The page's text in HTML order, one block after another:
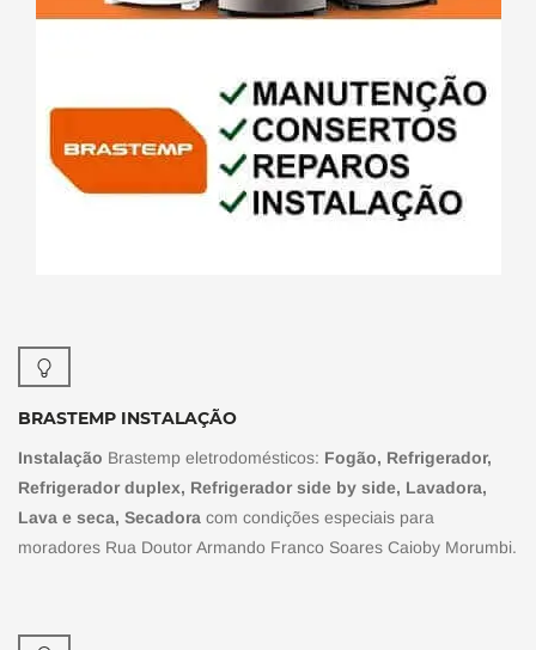
BRASTEMP INSTALAÇÃO
Instalação Brastemp eletrodomésticos: Fogão, Refrigerador,
Refrigerador duplex, Refrigerador side by side, Lavadora,
Lava e seca, Secadora com condições especiais para
moradores Rua Doutor Armando Franco Soares Caioby Morumbi.